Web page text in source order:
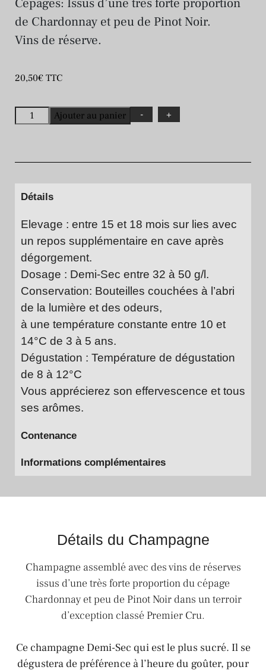
de Chardonnay et peu de Pinot Noir.
Vins de réserve.
20,50€ TTC
- +
Ajouter au panier
Détails
Elevage : entre 15 et 18 mois sur lies avec
un repos supplémentaire en cave après
dégorgement.
Dosage : Demi-Sec entre 32 à 50 g/l.
Conservation: Bouteilles couchées à l’abri
de la lumière et des odeurs,
à une température constante entre 10 et
14°C de 3 à 5 ans.
Dégustation : Température de dégustation
de 8 à 12°C
Vous apprécierez son effervescence et tous
ses arômes.
Contenance
Informations complémentaires
Détails du Champagne
Champagne assemblé avec des vins de réserves
issus d’une très forte proportion du cépage
Chardonnay et peu de Pinot Noir dans un terroir
d’exception classé Premier Cru.
Ce champagne Demi-Sec qui est le plus sucré. Il se
dégustera de préférence à l’heure du goûter, pour